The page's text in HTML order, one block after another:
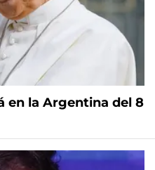
en la Argentina del 8